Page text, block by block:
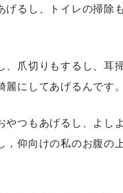
げるし、トイレの掃除
、爪切りもするし、耳
麗にしてあげるんです。
やつもあげるし、よし
，仰向けの私のお腹の